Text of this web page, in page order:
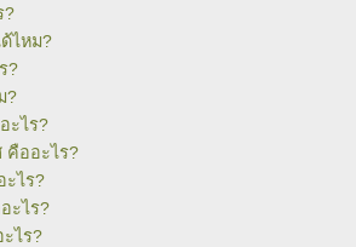
?
ไหม?
?
?
ะไร?
คืออะไร?
ะไร?
ะไร?
ไร?